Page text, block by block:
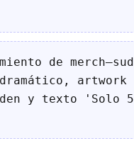
de
artwork
y texto 'Solo